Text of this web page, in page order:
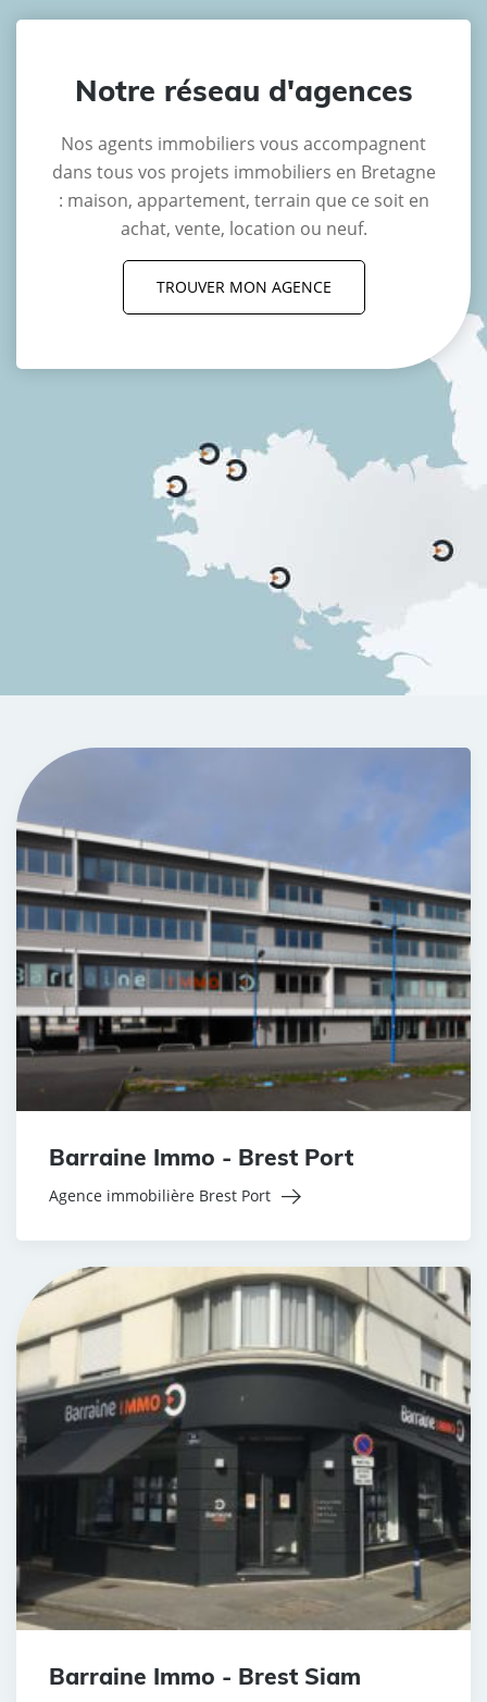
Notre réseau d'agences
Nos agents immobiliers vous accompagnent
dans tous vos projets immobiliers en Bretagne
: maison, appartement, terrain que ce soit en
achat, vente, location ou neuf.
TROUVER MON AGENCE
Barraine Immo - Brest Port
Agence immobilière Brest Port
Barraine Immo - Brest Siam